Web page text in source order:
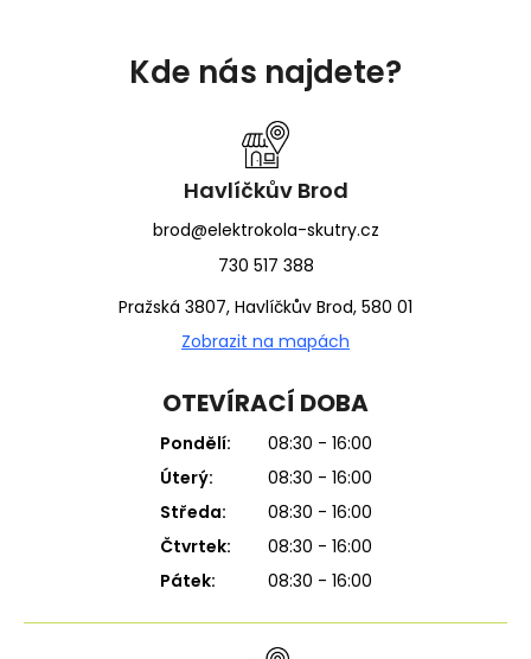
Kde nás najdete?
Havlíčkův Brod
brod@elektrokola-skutry.cz
730 517 388
Pražská 3807, Havlíčkův Brod, 580 01
Zobrazit na mapách
OTEVÍRACÍ DOBA
Pondělí:
08:30 - 16:00
Úterý:
08:30 - 16:00
Středa:
08:30 - 16:00
Čtvrtek:
08:30 - 16:00
Pátek:
08:30 - 16:00